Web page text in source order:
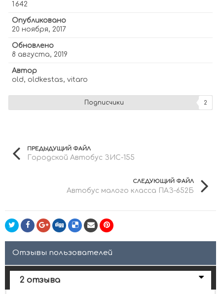
1 642
Опубликовано
20 ноября, 2017
Обновлено
8 августа, 2019
Автор
old, oldkestas, vitaro
Подписчики 2
ПРЕДЫДУЩИЙ ФАЙЛ
Городской Автобус ЗИС-155
СЛЕДУЮЩИЙ ФАЙЛ
Автобус малого класса ПАЗ-652Б
Отзывы пользователей
2 отзыва